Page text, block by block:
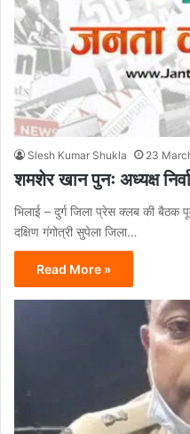
Slesh Kumar Shukla 23
शमशेर खान पुनः अध्यक्ष
भिलाई – दुर्ग जिला प्रेस क्लब की बैठक
दक्षिण गंगोत्री सुपेला जिला…
Read More »